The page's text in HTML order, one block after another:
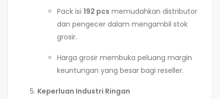
Pack isi 192 pcs memudahkan distributor
dan pengecer dalam mengambil stok
grosir.
Harga grosir membuka peluang margin
keuntungan yang besar bagi reseller.
Keperluan Industri Ringan